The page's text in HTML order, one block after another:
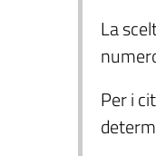
La
Per i